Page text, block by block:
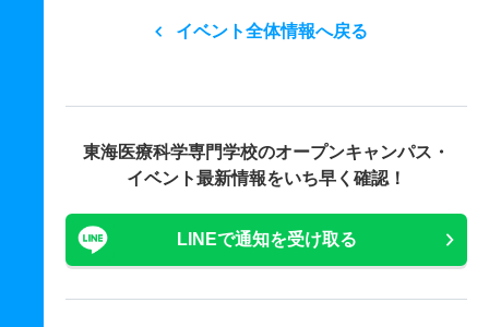
イベント全体情報へ戻る
東海医療科学専門学校のオープンキャンパス・
イベント最新情報をいち早く確認！
LINEで通知を受け取る